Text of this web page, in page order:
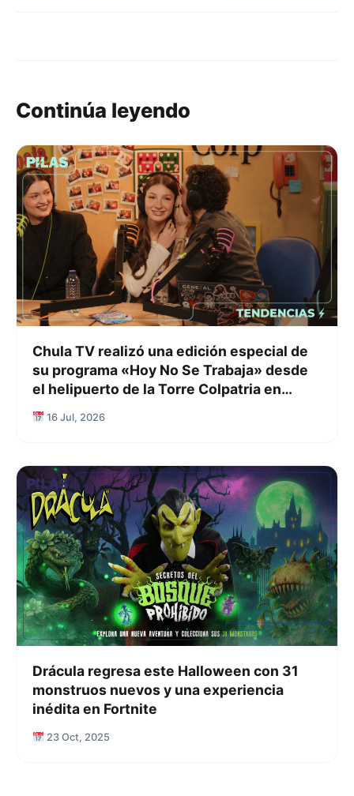
Continúa leyendo
Chula TV realizó una edición especial de
su programa «Hoy No Se Trabaja» desde
el helipuerto de la Torre Colpatria en
Bogotá
16 Jul, 2026
Drácula regresa este Halloween con 31
monstruos nuevos y una experiencia
inédita en Fortnite
23 Oct, 2025